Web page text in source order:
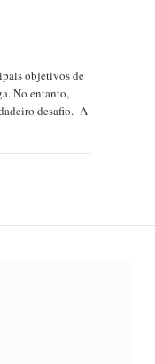
objetivos de
No entanto,
desafio. A